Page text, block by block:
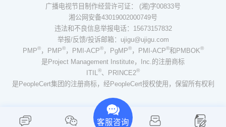
广播电视节目制作经营许可证： (湘)字00833号
湘公网安备43019002000749号
违法和不良信息举报电话：15673157832
举报/反馈/投诉邮箱：ujigu@ujigu.com
PMP®，PMP®，PMI-ACP®，PgMP®，PMI-ACP®和PMBOK®
是Project Management Institute，Inc.的注册商标
ITIL®、PRINCE2®
是PeopleCert集团的注册商标，经PeopleCert授权使用，保留所有权利
客服咨询